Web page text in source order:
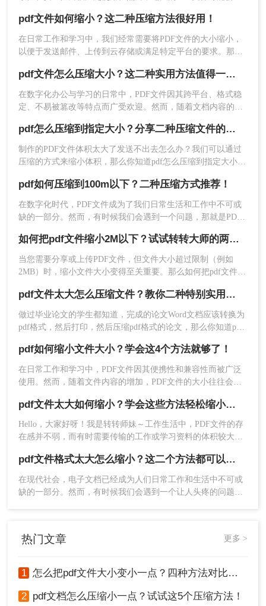
注意：在选择压缩级别时，请权衡文件大小和可读
性需求，避免过度压缩导致文件质量下降。压缩前
建议备份原始PDF文件，以防意外情况导致数据丢
失。
方法二：使用在线pdf压缩工具
览器上传PDF文件并选择压缩选项，即可快速得到
压缩后的文件。这种方法适合偶尔需要压缩PDF文
件的用户，或者在没有安装专业软件的情况下进行
临时压缩。
优点：
操作简便，无需安装软件，支持多种文
件格式转换，节省时间和空间。
服务器性能的影响。
推荐工具：转转大师在线压缩工具
1、打开在线PDF压缩：
http://pdftoword.55.la/compress-pdf/
2、点击“选择文件”，将需要压缩的PDF文件上传上
去。
绍两种缩小PDF文件大小的有效方法。
pdf文件如何缩小？这二种压缩方法很好用！
在日常工作和学习中，我们经常需要将PDF文件的大小缩小，
以便于发送邮件、上传到云存储或满足特定平台的要求。那么
件大小，帮助您轻松应对这些需求。
pdf文件怎么压缩大小？这二种实用方法值得一试！
在数字化办公与学习的日常中，PDF文件因其跨平台、格式稳
定、不易被篡改等特点而广受欢迎。然而，随着文档内容的丰
庞大，给分享、存储和上传带来了不便。因此，学会如何有效
压缩PDF文件大小成为了许多人需要掌握的技能。那么pdf文件
怎么压缩大小呢？本文将详细介绍几种常见的PDF文件压缩方
pdf怎么压缩到指定大小？分享二种压缩文件的方法
制作的PDF文件体积太大了发送不出去怎么办？我们可以通过
压缩的方式来缩小体积，那么你知道pdf怎么压缩到指定大小
要找到一款压缩效率高的却很难，如果你一直没有找到较好的
pdf压缩软件，不妨试一下转转大师。
pdf如何压缩到100m以下？二种压缩方式推荐！
在数字化时代，PDF文件成为了我们日常生活和工作中不可或
缺的一部分。然而，有时候我们会遇到一个问题，那就是PDF
到100m以下，以便更方便地使用和分享。
如何把pdf文件缩小2M以下？试试转转大师的两种压缩方式！
当您需要分享或上传PDF文件，但文件大小超过限制（例如
2MB）时，缩小文件大小变得至关重要。那么如何把pdf文件缩
文件大小调整至2MB以下。
pdf文件太大怎么压缩文件？教你二种特别实用的方法
做过毕业论文的学生都知道，完成的论文Word文档应该转换为
pdf格式，然后打印，然后压缩pdf格式的论文，那么你知道pdf
就知道了，下面就来给大家讲讲pdf压缩的方法。
pdf如何缩小文件大小？学会这4个方法就够了！
在日常工作和学习中，PDF文件因其便携性和兼容性而被广泛
使用。然而，随着文件内容的增加，PDF文件的大小往往会变
的困难。那么pdf如何缩小文件大小呢？本文将介绍四种简单实
用的方法，帮助您在保持文件质量的同时减小PDF文件的大
小。
pdf文件太大如何缩小？学会这些方法轻松缩小文件体积！
Hello，大家好呀！我是转转师妹～工作生活中，PDF文件的存
在感并不弱，而有时需要传输的工作或学习资料的体积较大，
将PDF压缩，就可以减小文件体积，加快传输速度，节省很多
时间。那么pdf文件太大如何缩小呢？我有几个方法可以和大家
分享一下，一起来看看吧。
pdf文件格式太大怎么缩小？这二个方法都可以缩小！
在现代社会，电子文档已经成为人们日常工作和生活中不可或
缺的一部分。然而，有时候我们会遇到一个让人头疼的问题
热门文章 更多 >
1 怎么把pdf文件大小变小一点？四种方法对比，一看就懂！
2 pdf文档怎么压缩小一点？试试这5个压缩方法！